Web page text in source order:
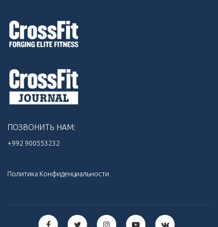
ПОЗВОНИТЬ НАМ:
+992 900553232‬
Политика Конфиденциальности